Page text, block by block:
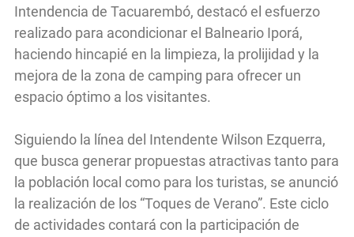
Intendencia de Tacuarembó, destacó el esfuerzo
realizado para acondicionar el Balneario Iporá,
haciendo hincapié en la limpieza, la prolijidad y la
mejora de la zona de camping para ofrecer un
espacio óptimo a los visitantes.
Siguiendo la línea del Intendente Wilson Ezquerra,
que busca generar propuestas atractivas tanto para
la población local como para los turistas, se anunció
la realización de los “Toques de Verano”. Este ciclo
de actividades contará con la participación de